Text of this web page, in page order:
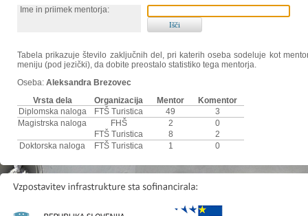
Ime in priimek mentorja:
Tabela prikazuje število zaključnih del, pri katerih oseba sodeluje kot
meniju (pod jezički), da dobite preostalo statistiko tega mentorja.
Oseba: Aleksandra Brezovec
Vrsta dela
Organizacija Mentor
Komentor
Diplomska naloga
FTŠ Turistica 49
3
Magistrska naloga
FHŠ 2
0
FTŠ Turistica
8
2
Doktorska naloga
FTŠ Turistica 1 0